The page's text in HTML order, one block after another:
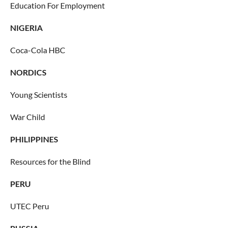
Education For Employment
NIGERIA
Coca-Cola HBC
NORDICS
Young Scientists
War Child
PHILIPPINES
Resources for the Blind
PERU
UTEC Peru